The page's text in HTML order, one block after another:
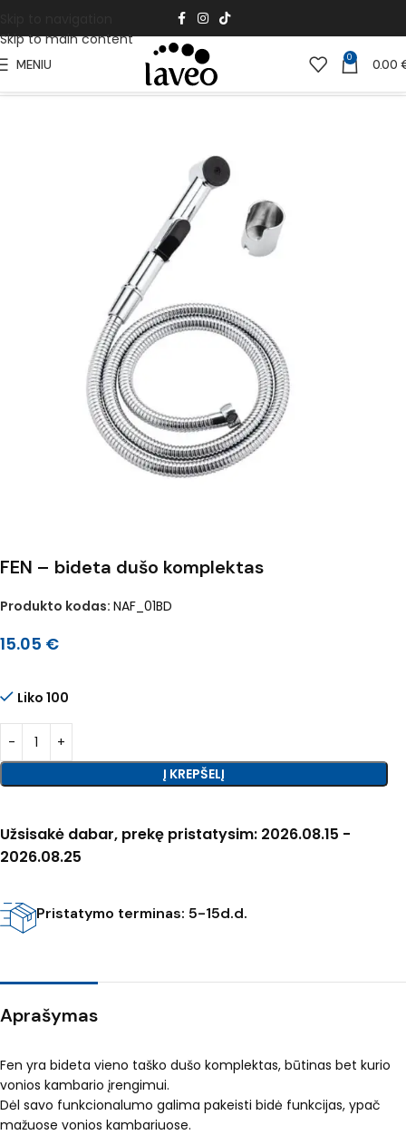
Skip to main content
MENIU 0 0.00
Pradžia Vonios Kambariui Dušai
FEN – bideta dušo komplektas
Produkto kodas: NAF_01BD
15.05 €
Liko 100
Į KREPŠELĮ
Užsisakė dabar, prekę pristatysim: 2026.08.15 -
2026.08.25
Pristatymo terminas: 5-15d.d.
Aprašymas
Fen yra bideta vieno taško dušo komplektas, būtinas bet kurio
vonios kambario įrengimui.
Dėl savo funkcionalumo galima pakeisti bidė funkcijas, ypač
mažuose vonios kambariuose.